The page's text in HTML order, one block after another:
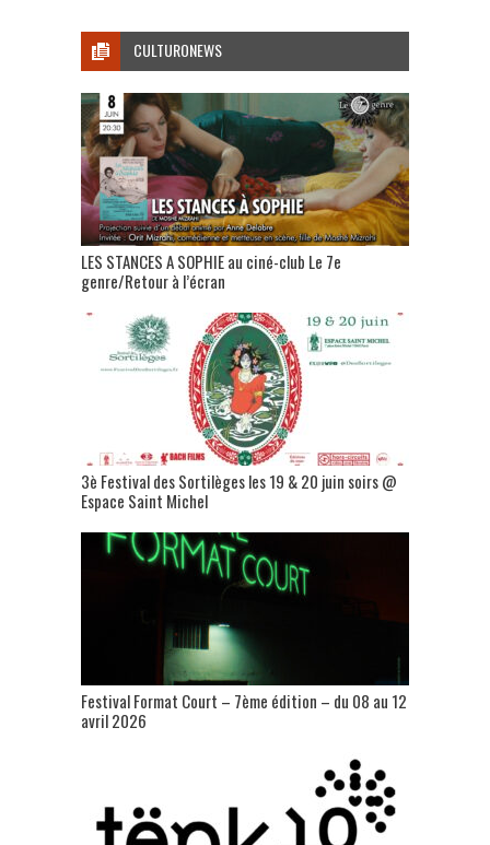
CULTURONEWS
LES STANCES A SOPHIE au ciné-club Le 7e
genre/Retour à l’écran
3è Festival des Sortilèges les 19 & 20 juin soirs @
Espace Saint Michel
Festival Format Court – 7ème édition – du 08 au 12
avril 2026